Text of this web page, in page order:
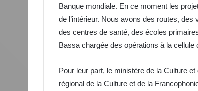
Banque mondiale. En ce moment les
de l’intérieur. Nous avons des routes,
des centres de santé, des écoles
Bassa chargée des opérations à la cellule
Pour leur part, le ministère de la Culture
régional de la Culture et de la